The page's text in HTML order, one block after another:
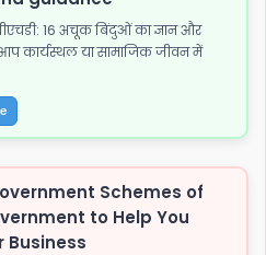
16 अचूक बिंदुओं का ज्ञान और
आप कार्यस्थल या सामाजिक जीवन में
Schemes of
to Help You
Business